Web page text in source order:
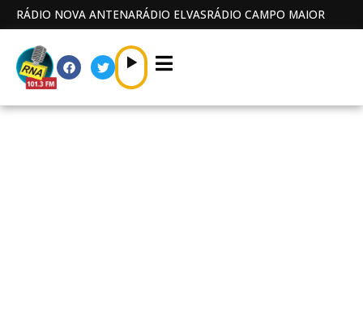
RÁDIO NOVA ANTENARÁDIO ELVASRÁDIO CAMPO MAIOR